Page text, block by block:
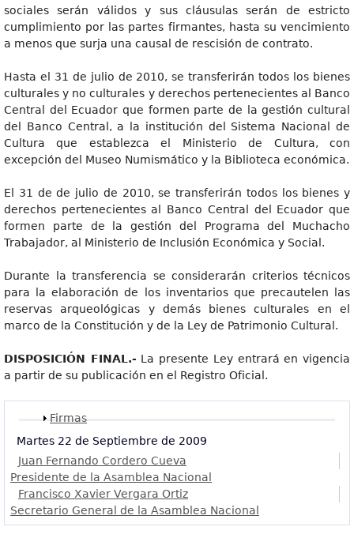
sociales serán válidos y sus cláusulas serán de estricto
cumplimiento por las partes firmantes, hasta su vencimiento
a menos que surja una causal de rescisión de contrato.
Hasta el 31 de julio de 2010, se transferirán todos los bienes
culturales y no culturales y derechos pertenecientes al Banco
Central del Ecuador que formen parte de la gestión cultural
del Banco Central, a la institución del Sistema Nacional de
Cultura que establezca el Ministerio de Cultura, con
excepción del Museo Numismático y la Biblioteca económica.
El 31 de de julio de 2010, se transferirán todos los bienes y
derechos pertenecientes al Banco Central del Ecuador que
formen parte de la gestión del Programa del Muchacho
Trabajador, al Ministerio de Inclusión Económica y Social.
Durante la transferencia se considerarán criterios técnicos
para la elaboración de los inventarios que precautelen las
reservas arqueológicas y demás bienes culturales en el
marco de la Constitución y de la Ley de Patrimonio Cultural.
DISPOSICIÓN FINAL.- La presente Ley entrará en vigencia
a partir de su publicación en el Registro Oficial.
Mostrar
Firmas
Martes 22 de Septiembre de 2009
Juan Fernando Cordero Cueva
Presidente de la Asamblea Nacional
Francisco Xavier Vergara Ortiz
Secretario General de la Asamblea Nacional